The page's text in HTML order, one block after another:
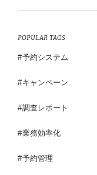
POPULAR TAGS
予約システム
キャンペーン
調査レポート
業務効率化
予約管理